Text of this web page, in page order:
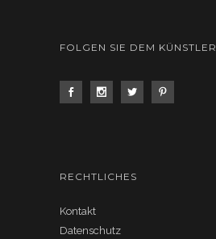
FOLGEN SIE DEM KÜNSTLER
RECHTLICHES
Kontakt
Datenschutz